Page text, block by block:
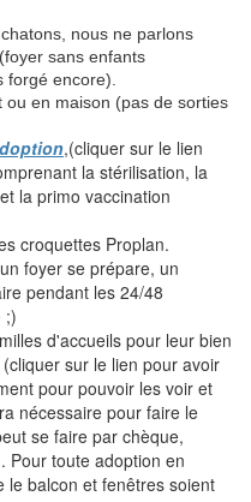
nous ne parlons
sans enfants
encore).
ou en maison (pas de sorties
,(cliquer sur le lien
la stérilisation, la
la primo vaccination
croquettes Proplan.
foyer se prépare, un
pendant les 24/48
;)
d'accueils pour leur bien
(cliquer sur le lien pour avoir
pour pouvoir les voir et
nécessaire pour faire le
se faire par chèque,
Pour toute adoption en
le balcon et fenêtres soient